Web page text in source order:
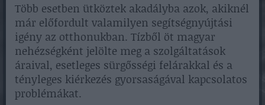
Több esetben ütköztek akadályba azok, akiknél
már előfordult valamilyen segítségnyújtási
igény az otthonukban. Tízből öt magyar
nehézségként jelölte meg a szolgáltatások
áraival, esetleges sürgősségi felárakkal és a
tényleges kiérkezés gyorsaságával kapcsolatos
problémákat.